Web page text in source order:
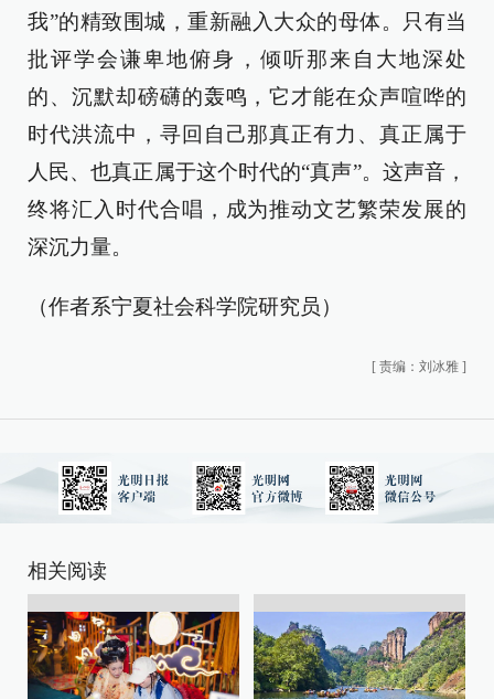
我”的精致围城，重新融入大众的母体。只有当
批评学会谦卑地俯身，倾听那来自大地深处
的、沉默却磅礴的轰鸣，它才能在众声喧哗的
时代洪流中，寻回自己那真正有力、真正属于
人民、也真正属于这个时代的“真声”。这声音，
终将汇入时代合唱，成为推动文艺繁荣发展的
深沉力量。
（作者系宁夏社会科学院研究员）
[ 责编：刘冰雅 ]
相关阅读